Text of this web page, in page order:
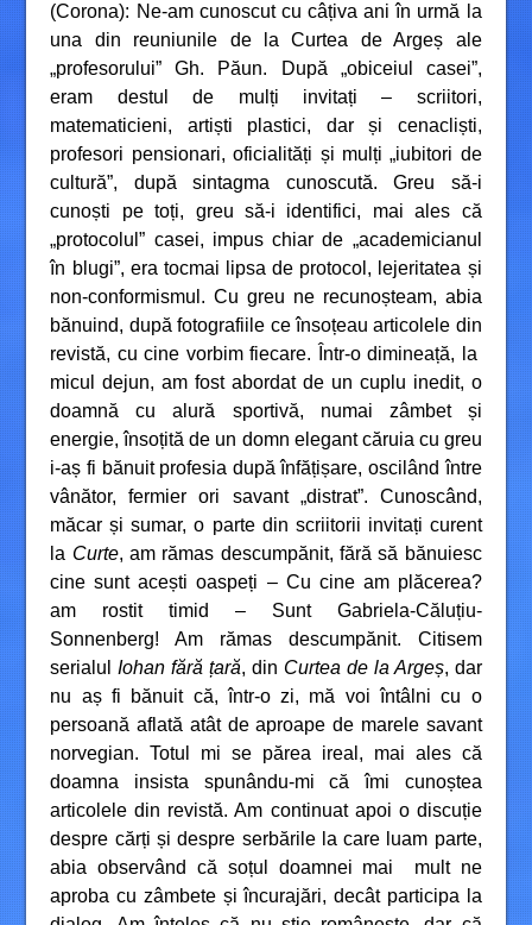
(Corona): Ne-am cunoscut cu câțiva ani în urmă la
una din reuniunile de la Curtea de Argeș ale
„profesorului” Gh. Păun. După „obiceiul casei”,
eram destul de mulți invitați – scriitori,
matematicieni, artiști plastici, dar și cenacliști,
profesori pensionari, oficialități și mulți „iubitori de
cultură”, după sintagma cunoscută. Greu să-i
cunoști pe toți, greu să-i identifici, mai ales că
„protocolul” casei, impus chiar de „academicianul
în blugi”, era tocmai lipsa de protocol, lejeritatea și
non-conformismul. Cu greu ne recunoșteam, abia
bănuind, după fotografiile ce însoțeau articolele din
revistă, cu cine vorbim fiecare. Într-o dimineață, la
micul dejun, am fost abordat de un cuplu inedit, o
doamnă cu alură sportivă, numai zâmbet și
energie, însoțită de un domn elegant căruia cu greu
i-aș fi bănuit profesia după înfățișare, oscilând între
vânător, fermier ori savant „distrat”. Cunoscând,
măcar și sumar, o parte din scriitorii invitați curent
la Curte, am rămas descumpănit, fără să bănuiesc
cine sunt acești oaspeți – Cu cine am plăcerea?
am rostit timid – Sunt Gabriela-Căluțiu-
Sonnenberg! Am rămas descumpănit. Citisem
serialulIohan fără țară, din Curtea de la Argeș, dar
nu aș fi bănuit că, într-o zi, mă voi întâlni cu o
persoană aflată atât de aproape de marele savant
norvegian. Totul mi se părea ireal, mai ales că
doamna insista spunându-mi că îmi cunoștea
articolele din revistă. Am continuat apoi o discuție
despre cărți și despre serbările la care luam parte,
abia observând că soțul doamnei mai mult ne
aproba cu zâmbete și încurajări, decât participa la